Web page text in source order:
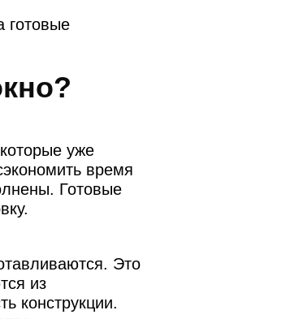
готовые
уже
время
Готовые
Это
из
конструкции.